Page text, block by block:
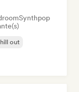
Synthpop
out